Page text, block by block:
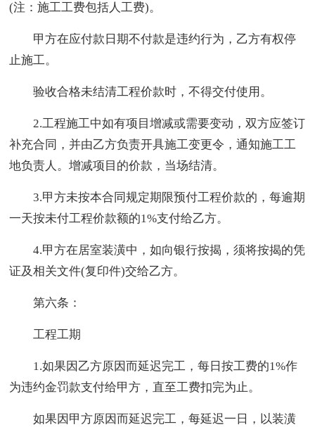
(注：施工工费包括人工费)。
甲方在应付款日期不付款是违约行为，乙方有权停
止施工。
验收合格未结清工程价款时，不得交付使用。
2.工程施工中如有项目增减或需要变动，双方应签订
补充合同，并由乙方负责开具施工变更令，通知施工工
地负责人。增减项目的价款，当场结清。
3.甲方未按本合同规定期限预付工程价款的，每逾期
一天按未付工程价款额的1%支付给乙方。
4.甲方在居室装潢中，如向银行按揭，须将按揭的凭
证及相关文件(复印件)交给乙方。
第六条：
工程工期
1.如果因乙方原因而延迟完工，每日按工费的1%作
为违约金罚款支付给甲方，直至工费扣完为止。
如果因甲方原因而延迟完工，每延迟一日，以装潢